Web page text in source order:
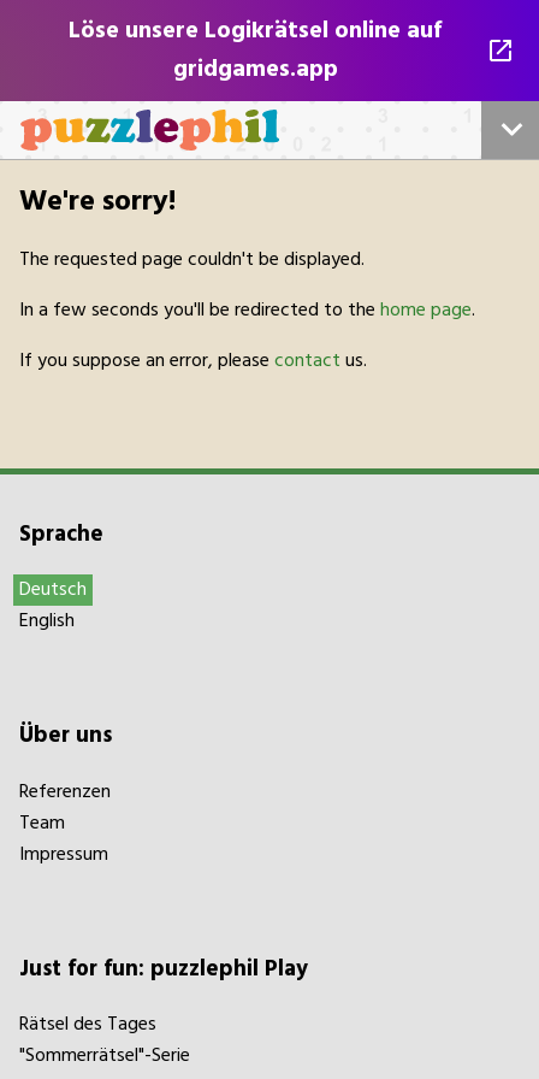
Löse unsere Logikrätsel online auf
gridgames.app
Alle unsere Rätsel
Sudokus
Kreuzwort
We're sorry!
The requested page couldn't be displayed.
In a few seconds you'll be redirected to thehome page.
If you suppose an error, pleasecontactus.
Sprache
Deutsch
English
Über uns
Referenzen
Team
Impressum
Just for fun: puzzlephil Play
Rätsel des Tages
"Sommerrätsel"-Serie